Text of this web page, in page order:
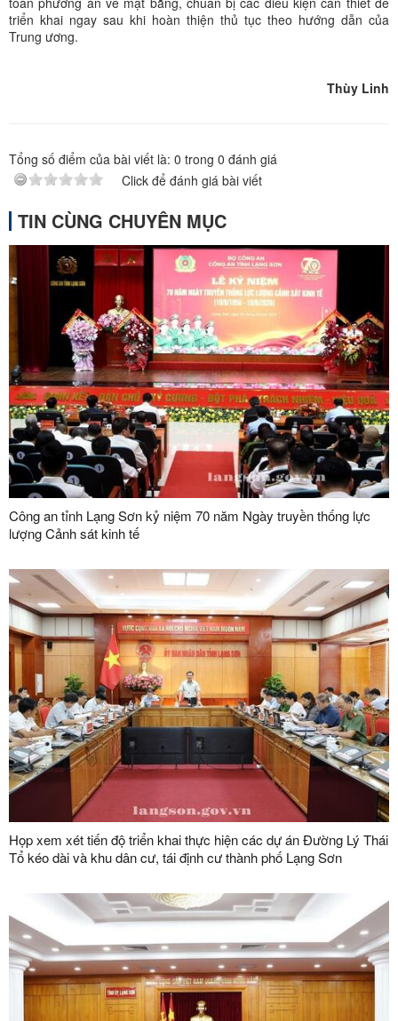
triển khai ngay sau khi hoàn thiện thủ tục theo hướng dẫn của
Trung ương.
Thùy Linh
Tổng số điểm của bài viết là: 0 trong 0 đánh giá
Click để đánh giá bài viết
TIN CÙNG CHUYÊN MỤC
Công an tỉnh Lạng Sơn kỷ niệm 70 năm Ngày truyền thống lực
lượng Cảnh sát kinh tế
Họp xem xét tiến độ triển khai thực hiện các dự án Đường Lý Thái
Tổ kéo dài và khu dân cư, tái định cư thành phố Lạng Sơn